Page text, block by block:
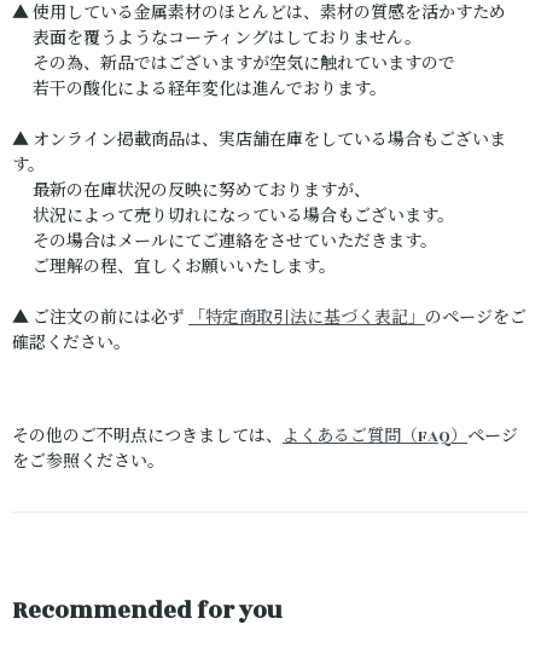
▲ 使用している金属素材のほとんどは、素材の質感を活かすため
表面を覆うようなコーティングはしておりません。
その為、新品ではございますが空気に触れていますので
若干の酸化による経年変化は進んでおります。
▲ オンライン掲載商品は、実店舗在庫をしている場合もございま
す。
最新の在庫状況の反映に努めておりますが、
状況によって売り切れになっている場合もございます。
その場合はメールにてご連絡をさせていただきます。
ご理解の程、宜しくお願いいたします。
▲ ご注文の前には必ず 「特定商取引法に基づく表記」のページをご
確認ください。
その他のご不明点につきましては、 よくあるご質問（FAQ）ページ
をご参照ください。
Recommended for you